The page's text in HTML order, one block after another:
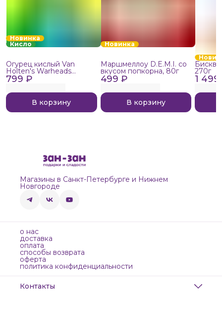
Новинка
Кисло
799 ₽
Огурец кислый Van
Holten's Warheads
Extreme Sour, 140г
В корзину
Новинка
499 ₽
Маршмеллоу D.E.M.I. со
вкусом попкорна, 80г
В корзину
1
270г
Магазины в Санкт-Петербурге и Нижнем
Новгороде
о нас
доставка
оплата
способы возврата
оферта
политика конфиденциальности
Контакты